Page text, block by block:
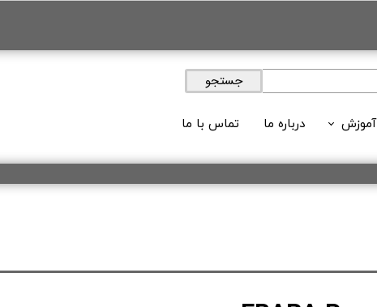
آموزش
ویدئوها
درباره ما تماس با ما
جستجو